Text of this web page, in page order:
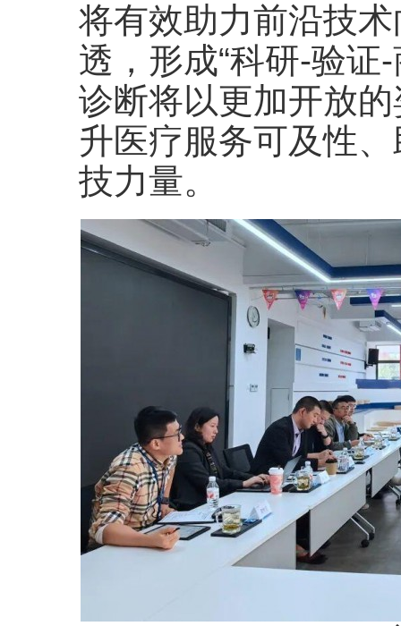
将有效助力前沿技
透，形成“科研-验证
诊断将以更加开放
升医疗服务可及性
技力量。